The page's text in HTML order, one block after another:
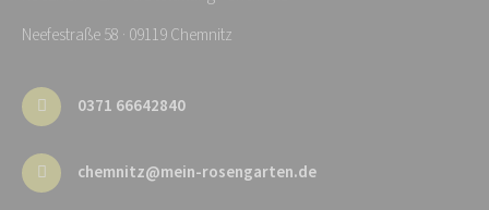
Neefestraße 58 · 09119 Chemnitz
0371 66642840
chemnitz@mein-rosengarten.de